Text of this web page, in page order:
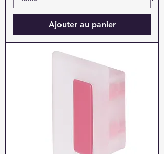
Ajouter au panier